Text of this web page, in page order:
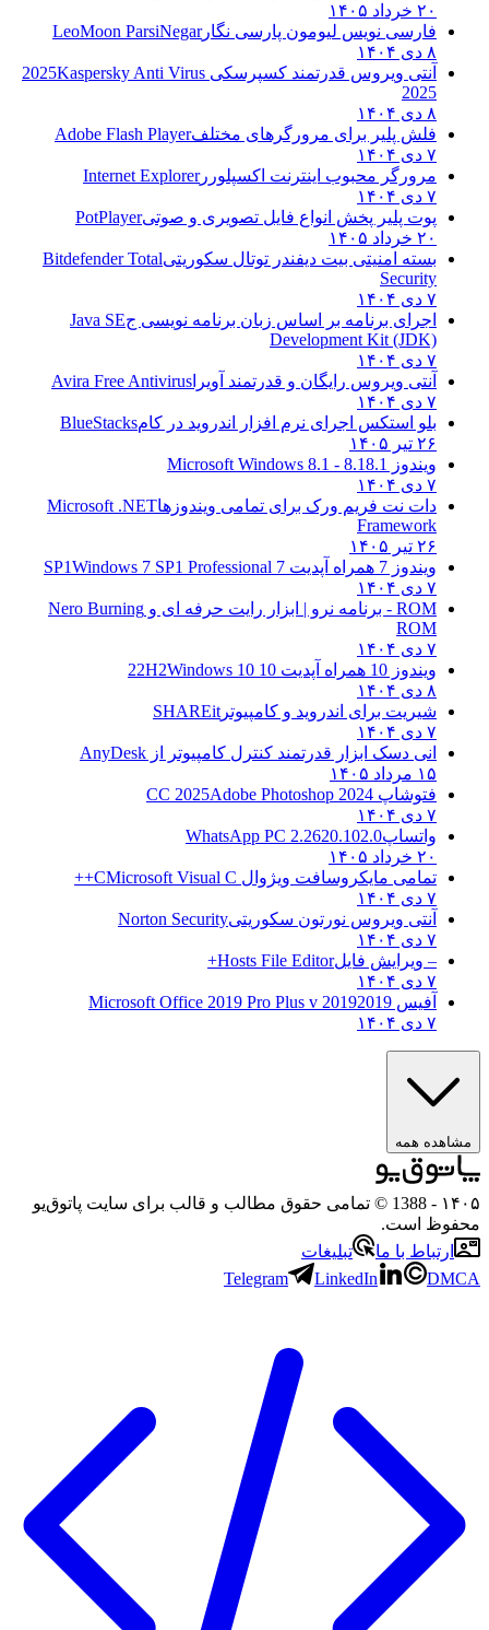
۲۰ خرداد ۱۴۰۵
فارسی نویس لیومون پارسی نگارLeoMoon ParsiNegar
۸ دی ۱۴۰۴
آنتی ویروس قدرتمند کسپرسکی 2025 Kaspersky Anti Virus
2025
۸ دی ۱۴۰۴
فلش پلیر برای مرورگرهای مختلفAdobe Flash Player
۷ دی ۱۴۰۴
مرورگر محبوب اینترنت اکسپلوررInternet Explorer
۷ دی ۱۴۰۴
پوت پلیر پخش انواع فایل تصویری و صوتیPotPlayer
۲۰ خرداد ۱۴۰۵
بسته امنیتی بیت دیفندر توتال سکوریتیBitdefender Total
Security
۷ دی ۱۴۰۴
اجرای برنامه بر اساس زبان برنامه نویسی جJava SE
Development Kit (JDK)
۷ دی ۱۴۰۴
آنتی ویروس رایگان و قدرتمند آویرا Avira Free Antivirus
۷ دی ۱۴۰۴
بلو استکس اجرای نرم افزار اندروید در کامBlueStacks
۲۶ تیر ۱۴۰۵
ویندوز 8.1
8.1 - Microsoft Windows 8.1
۷ دی ۱۴۰۴
دات نت فریم ورک برای تمامی ویندوزهاMicrosoft .NET
Framework
۲۶ تیر ۱۴۰۵
ویندوز 7 همراه آپدیت 7 SP1
Windows 7 SP1 Professional
۷ دی ۱۴۰۴
ROM - برنامه نرو | ابزار رایت حرفه ای و
Nero Burning
ROM
۷ دی ۱۴۰۴
ویندوز 10 همراه آپدیت 10 22H2
Windows 10
۸ دی ۱۴۰۴
شیریت برای اندروید و کامپیوتر SHAREit
۷ دی ۱۴۰۴
انی دسک ابزار قدرتمند کنترل کامپیوتر از AnyDesk
۱۵ مرداد ۱۴۰۵
فتوشاپ CC 2025 Adobe Photoshop 2024
۷ دی ۱۴۰۴
واتساپWhatsApp PC 2.2620.102.0
۲۰ خرداد ۱۴۰۵
تمامی مایکروسافت ویژوال C Microsoft Visual C++
۷ دی ۱۴۰۴
آنتی ویروس نورتون سکوریتیNorton Security
۷ دی ۱۴۰۴
– ویرایش فایلHosts File Editor+
۷ دی ۱۴۰۴
آفیس 2019 2019 Microsoft Office 2019 Pro Plus v
۷ دی ۱۴۰۴
مشاهده همه
۱۴۰۵
- 1388 © تمامی حقوق مطالب و قالب برای سایت پاتوق‌یو
محفوظ است.
ارتباط با ما
تبلیغات
Telegram
LinkedIn DMCA